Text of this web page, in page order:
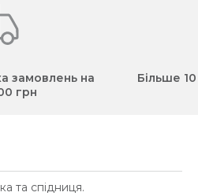
замовлень на
грн
Більше
та спідниця.